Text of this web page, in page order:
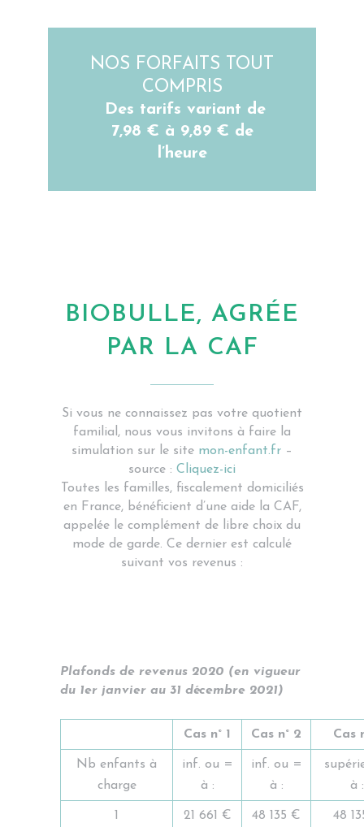
NOS FORFAITS TOUT
COMPRIS
Des tarifs variant de
7,98 € à 9,89 € de
l’heure
BIOBULLE, AGRÉE
PAR LA CAF
Si vous ne connaissez pas votre quotient
familial, nous vous invitons à faire la
simulation sur le site mon-enfant.fr –
source : Cliquez-ici
Toutes les familles, fiscalement domiciliés
en France, bénéficient d’une aide la CAF,
appelée le complément de libre choix du
mode de garde. Ce dernier est calculé
suivant vos revenus :
Plafonds de revenus 2020 (en vigueur
du 1er janvier au 31 décembre 2021)
Cas n° 1 Cas n° 2 Cas
Nb enfants à
charge
inf. ou =
à :
inf. ou =
à :
à :
21 661 € 48 135 € 48